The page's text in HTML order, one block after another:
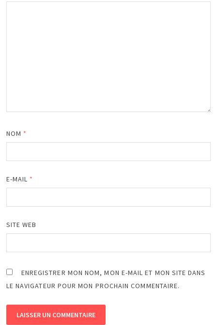
NOM *
E-MAIL *
SITE WEB
ENREGISTRER MON NOM, MON E-MAIL ET MON SITE DANS
LE NAVIGATEUR POUR MON PROCHAIN COMMENTAIRE.